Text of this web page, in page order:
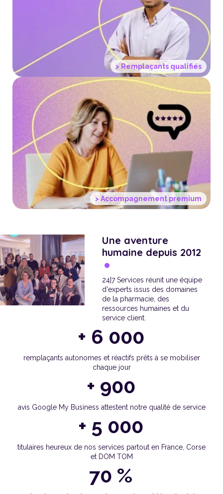
> Remplaçants qualifiés
et opérationnels
dès le premier jour
> Accompagnement premium
> Un service client
disponible 24/7 doublé
d'outils digitaux simples
Une aventure
humaine depuis 2012
24|7 Services réunit une équipe
d'experts issus des domaines
de la pharmacie, des
ressources humaines et du
service client.
+ 6 000
remplaçants autonomes et réactifs prêts à se mobiliser
chaque jour
+ 900
avis Google My Business attestent notre qualité de service
+ 5 000
titulaires heureux de nos services partout en France, Corse
et DOM TOM
70 %